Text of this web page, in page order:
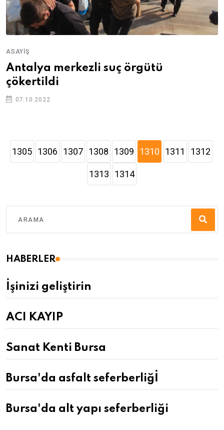
ASAYIŞ
Antalya merkezli suç örgütü
çökertildi
07.10.2022
1305 1306 1307 1308 1309 1310 1311 1312
1313 1314
HABERLER
İşinizi geliştirin
ACI KAYIP
Sanat Kenti Bursa
Bursa'da asfalt seferberliğİ
Bursa'da alt yapı seferberliği